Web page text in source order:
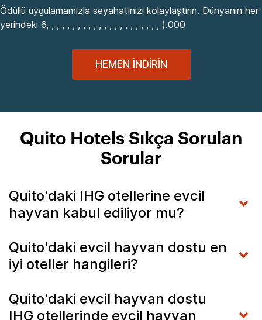
Ödüllü uygulamamızla seyahatinizi kolaylaştırın. Dünyanın her
yerindeki 6, , , , , , , , , , , , , , , , , , , , , , ).000
HEMEN İNDIRIN
Quito Hotels Sıkça Sorulan
Sorular
Quito'daki IHG otellerine evcil
hayvan kabul ediliyor mu?
Quito'daki evcil hayvan dostu en
iyi oteller hangileri?
Quito'daki evcil hayvan dostu
IHG otellerinde evcil hayvan